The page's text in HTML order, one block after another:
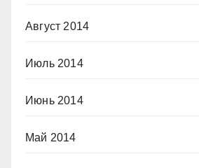
Август 2014
Июль 2014
Июнь 2014
Май 2014